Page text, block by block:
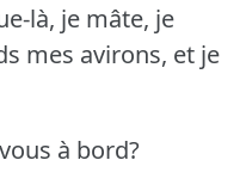
là, je mâte, je
mes avirons, et je
à bord?